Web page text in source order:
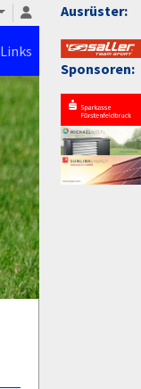
Ausrüster:
Sponsoren:
Links